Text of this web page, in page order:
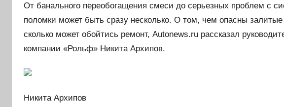
От банального переобогащения смеси до серьезных проблем с
поломки может быть сразу несколько. О том, чем опасны залитые
сколько может обойтись ремонт, Autonews.ru рассказал
компании «Рольф» Никита Архипов.
Никита Архипов